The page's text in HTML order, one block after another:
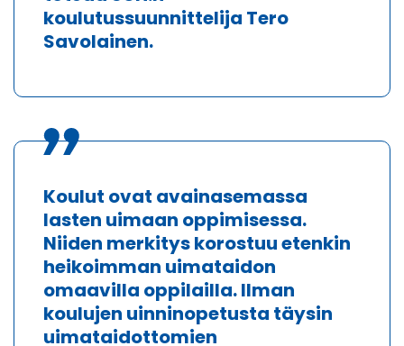
koulutussuunnittelija Tero
Savolainen.
Koulut ovat avainasemassa
lasten uimaan oppimisessa.
Niiden merkitys korostuu etenkin
heikoimman uimataidon
omaavilla oppilailla. Ilman
koulujen uinninopetusta täysin
uimataidottomien